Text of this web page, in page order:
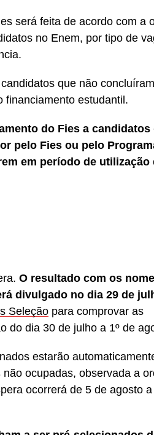
será feita de acordo com a
no Enem, por tipo de
que não
financiamento estudantil.
do Fies a candidatos
pelo Fies ou pelo
em período de utilização
O resultado com os
divulgado no dia 29 de
Seleção para comprovar as
do dia 30 de julho a 1º de
estarão
ocupadas, observada a
ocorrerá de 5 de agosto